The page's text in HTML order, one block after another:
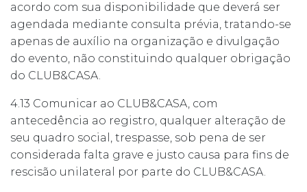
acordo com sua disponibilidade que deverá ser
agendada mediante consulta prévia, tratando-se
apenas de auxílio na organização e divulgação
do evento, não constituindo qualquer obrigação
do CLUB&CASA.
4.13 Comunicar ao CLUB&CASA, com
antecedência ao registro, qualquer alteração de
seu quadro social, trespasse, sob pena de ser
considerada falta grave e justo causa para fins de
rescisão unilateral por parte do CLUB&CASA.